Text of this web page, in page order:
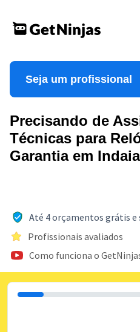
Seja um profissional
Precisando de
Técnicas para
Garantia em
Até 4 orçamentos grátis e
Profissionais avaliados
Como funciona o